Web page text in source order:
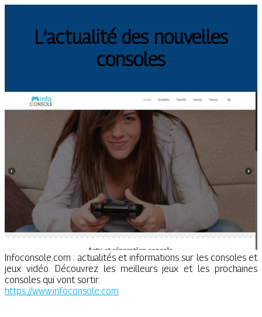
L’actualité des nouvelles
consoles
Infoconsole.com : actualités et informations sur les consoles et
jeux vidéo. Découvrez les meilleurs jeux et les prochaines
consoles qui vont sortir.
https://www.infoconsole.com